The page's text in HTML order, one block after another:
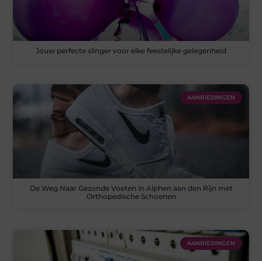
Jouw perfecte slinger voor elke feestelijke gelegenheid
AANBIEDINGEN
De Weg Naar Gezonde Voeten in Alphen aan den Rijn met
Orthopedische Schoenen
AANBIEDINGEN